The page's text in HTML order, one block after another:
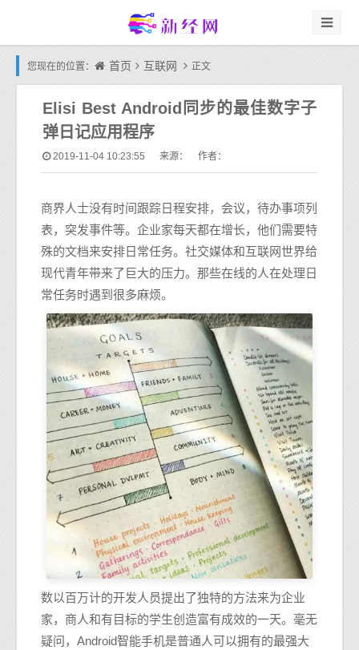
您现在的位置： 首页 互联网 正文
Elisi Best Android同步的最佳数字子
弹日记应用程序
2019-11-04 10:23:55 来源： 作者：
商界人士没有时间跟踪日程安排，会议，待办事项列
表，突发事件等。企业家每天都在增长，他们需要特
殊的文档来安排日常任务。社交媒体和互联网世界给
现代青年带来了巨大的压力。那些在线的人在处理日
常任务时遇到很多麻烦。
数以百万计的开发人员提出了独特的方法来为企业
家，商人和有目标的学生创造富有成效的一天。毫无
疑问，Android智能手机是普通人可以拥有的最强大